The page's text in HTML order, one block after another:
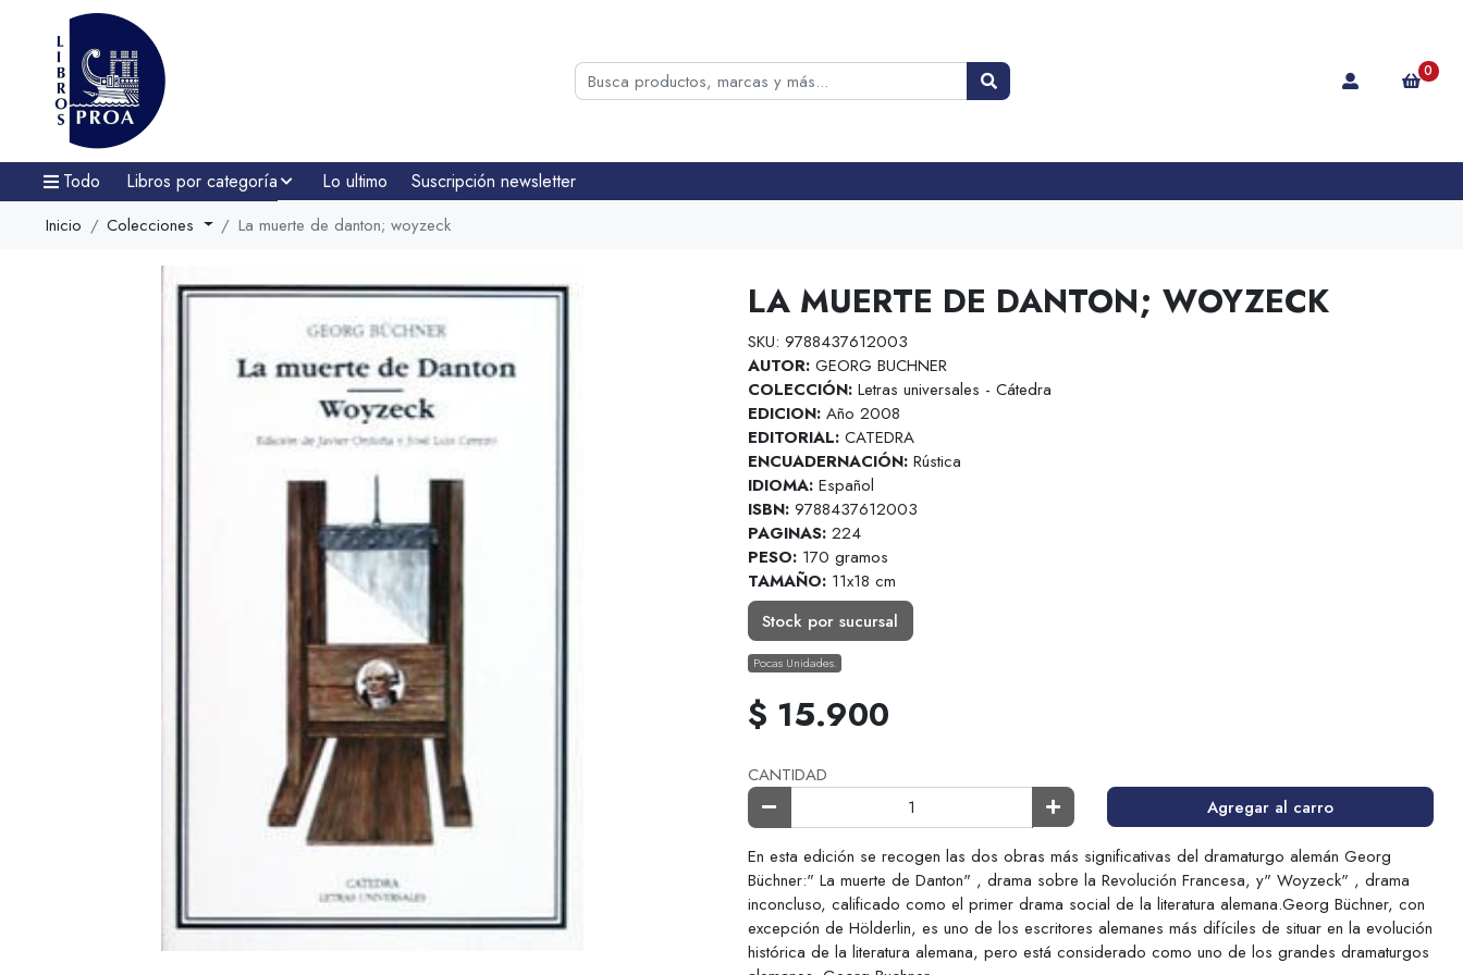
0
Todo Libros por categoría Lo ultimo Suscripción newsletter
Inicio Colecciones La muerte de danton; woyzeck
LA MUERTE DE DANTON; WOYZECK
SKU: 9788437612003
AUTOR: GEORG BUCHNER
COLECCIÓN: Letras universales - Cátedra
EDICION: Año 2008
EDITORIAL: CATEDRA
ENCUADERNACIÓN: Rústica
IDIOMA: Español
ISBN: 9788437612003
PAGINAS: 224
PESO: 170 gramos
TAMAÑO: 11x18 cm
Stock por sucursal
Pocas Unidades.
$ 15.900
CANTIDAD
Agregar al carro
En esta edición se recogen las dos obras más significativas del dramaturgo alemán Georg
Büchner:" La muerte de Danton" , drama sobre la Revolución Francesa, y" Woyzeck" , drama
inconcluso, calificado como el primer drama social de la literatura alemana.Georg Büchner, con
excepción de Hölderlin, es uno de los escritores alemanes más difíciles de situar en la evolución
histórica de la literatura alemana, pero está considerado como uno de los grandes dramaturgos